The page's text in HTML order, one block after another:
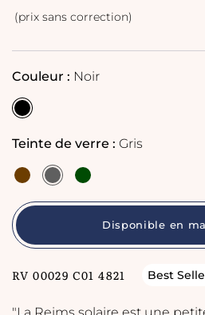
(prix sans correction)
RV 00029 C01 4821 Best
Couleur : Noir
Teinte de verre : Gris
Disponible en